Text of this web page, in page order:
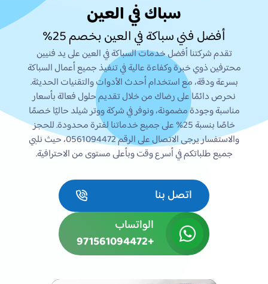
سباك في العين
أفضل فني سباكة في العين بخصم 25%
تقدم شركتنا أفضل خدمات السباكة في العين على يد فنيين
محترفين ذوي خبرة وكفاءة عالية في تنفيذ جميع أعمال السباكة
بسرعة ودقة، مع استخدام أحدث الأدوات والتقنيات الحديثة.
نحرص دائمًا على رضاك من خلال تقديم حلول فعالة بأسعار
مناسبة وجودة مضمونة، ونوفر في شركة ووتر شيلد حاليًا خصمًا
خاصًا بنسبة 25% على جميع خدماتنا لفترة محدودة. للحجز
والاستفسار يرجى الاتصال على الرقم 0561094472، حيث نلبي
جميع طلباتكم في أسرع وقت وبأعلى مستوى من الاحترافية.
اتصل بنا
الواتساب
+971561094472